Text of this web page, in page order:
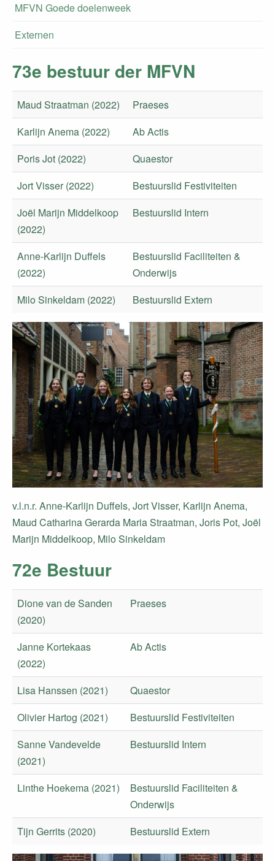
MFVN Goede doelenweek
Externen
73e bestuur der MFVN
Maud Straatman (2022)
Praeses
Karlijn Anema (2022)
Ab Actis
Poris Jot (2022)
Quaestor
Jort Visser (2022)
Bestuurslid Festiviteiten
Joël Marijn Middelkoop
(2022)
Bestuurslid Intern
Anne-Karlijn Duffels
(2022)
Bestuurslid Faciliteiten &
Onderwijs
Milo Sinkeldam (2022)
Bestuurslid Extern
v.l.n.r. Anne-Karlijn Duffels, Jort Visser, Karlijn Anema,
Maud Catharina Gerarda Maria Straatman, Joris Pot, Joël
Marijn Middelkoop, Milo Sinkeldam
72e Bestuur
Dione van de Sanden
(2020)
Praeses
Janne Kortekaas
(2022)
Ab Actis
Lisa Hanssen (2021)
Quaestor
Olivier Hartog (2021)
Bestuurslid Festiviteiten
Sanne Vandevelde
(2021)
Bestuurslid Intern
Linthe Hoekema (2021)
Bestuurslid Faciliteiten &
Onderwijs
Tijn Gerrits (2020)
Bestuurslid Extern